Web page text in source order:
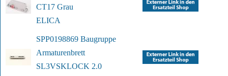
CT17 Grau
ELICA
SPP0198869 Baugruppe
Armaturenbrett
SL3VSKLOCK 2.0